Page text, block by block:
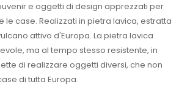
e oggetti di design apprezzati per
case. Realizzati in pietra lavica, estratta
attivo d'Europa. La pietra lavica
ma al tempo stesso resistente, in
di realizzare oggetti diversi, che non
di tutta Europa.